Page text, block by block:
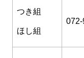
つき組
ほし組